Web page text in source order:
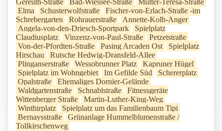
Gereuth-Straße
Bad-Wiessee-Straße
Mutter-Teresa-Straße
Elma
Schusterwolfstraße
Fischer-von-Erlach-Straße -im
Schrebergarten
Rohrauerstraße
Annette-Kolb-Anger
Angela-von-den-Driesch-Sportpark
Spielplatz
Claudiusplatz
Vinzenz-von-Paul-Straße
Petzetstraße
Von-der-Pfordten-Straße
Pasing Arcaden Ost
Spielplatz
Hirschau
Rutsche Hedwig-Dransfeld-Allee
Plinganserstraße
Wessobrunner Platz
Kapruner Hügel
Spielplatz im Wohngebiet
Im Gefilde Süd
Schererplatz
Opalstraße
Ehemaliges Dornier-Gelände
Waldgartenstraße
Schnablstraße
Fitnessgeräte
Wittenberger Straße
Martin-Luther-King-Weg
Winthirplatz
Spielplatz um das Familienbaum Tipi
Bernaysstraße
Grünanlage Hummelblumenstraße /
Tollkirschenweg